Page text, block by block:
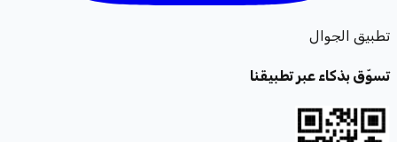
تطبيق الجوال
تسوّق بذكاء عبر تطبيقنا